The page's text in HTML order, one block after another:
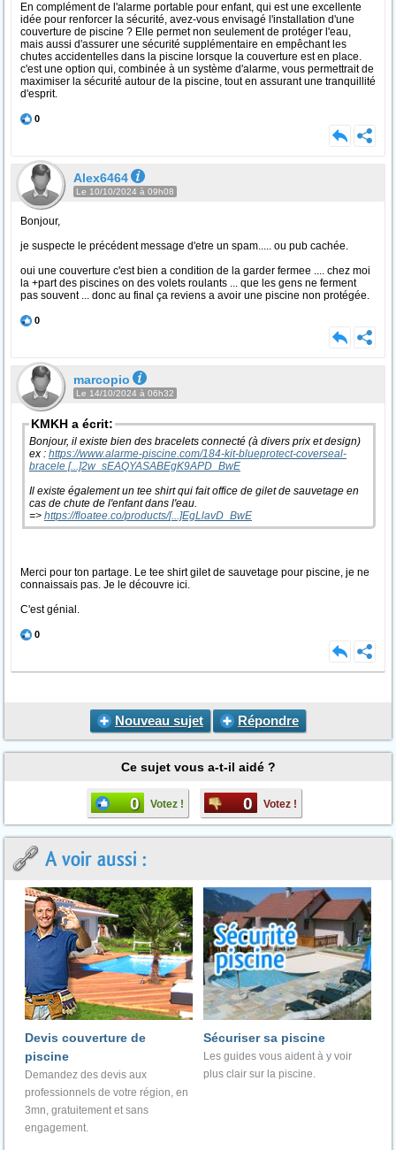
En complément de l'alarme portable pour enfant, qui est une excellente
idée pour renforcer la sécurité, avez-vous envisagé l'installation d'une
couverture de piscine ? Elle permet non seulement de protéger l'eau,
mais aussi d'assurer une sécurité supplémentaire en empêchant les
chutes accidentelles dans la piscine lorsque la couverture est en place.
c'est une option qui, combinée à un système d'alarme, vous permettrait de
maximiser la sécurité autour de la piscine, tout en assurant une tranquillité
d'esprit.
0
Alex6464
Le 10/10/2024 à 09h08
Bonjour,
je suspecte le précédent message d'etre un spam..... ou pub cachée.
oui une couverture c'est bien a condition de la garder fermee .... chez moi
la +part des piscines on des volets roulants ... que les gens ne ferment
pas souvent ... donc au final ça reviens a avoir une piscine non protégée.
0
marcopio
Le 14/10/2024 à 06h32
KMKH a écrit:
Bonjour, il existe bien des bracelets connecté (à divers prix et design)
ex : https://www.alarme-piscine.com/184-kit-blueprotect-coverseal-
bracele [...]2w_sEAQYASABEgK9APD_BwE
Il existe également un tee shirt qui fait office de gilet de sauvetage en
cas de chute de l'enfant dans l'eau.
=> https://floatee.co/products/[...]EgLlavD_BwE
Merci pour ton partage. Le tee shirt gilet de sauvetage pour piscine, je ne
connaissais pas. Je le découvre ici.
C'est génial.
0
Nouveau sujet Répondre
Ce sujet vous a-t-il aidé ?
0 Votez ! 0 Votez !
A voir aussi :
Devis couverture de
piscine
Demandez des devis aux
professionnels de votre région, en
3mn, gratuitement et sans
engagement.
Sécuriser sa piscine
Les guides vous aident à y voir
plus clair sur la piscine.